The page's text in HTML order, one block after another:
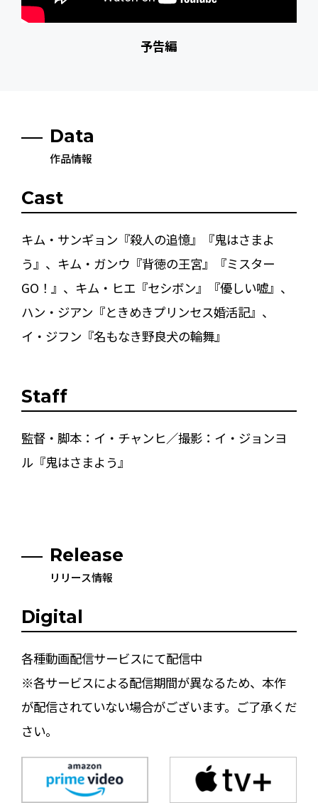
予告編
Data
作品情報
Cast
キム・サンギョン『殺人の追憶』『鬼はさまよ
う』、キム・ガンウ『背徳の王宮』『ミスター
GO！』、キム・ヒエ『セシボン』『優しい嘘』、
ハン・ジアン『ときめきプリンセス婚活記』、
イ・ジフン『名もなき野良犬の輪舞』
Staff
監督・脚本：イ・チャンヒ／撮影：イ・ジョンヨ
ル『鬼はさまよう』
Release
リリース情報
Digital
各種動画配信サービスにて配信中
※各サービスによる配信期間が異なるため、本作
が配信されていない場合がございます。ご了承くだ
さい。